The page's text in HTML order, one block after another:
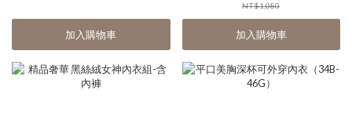
加入購物車
NT$1,080
加入購物車